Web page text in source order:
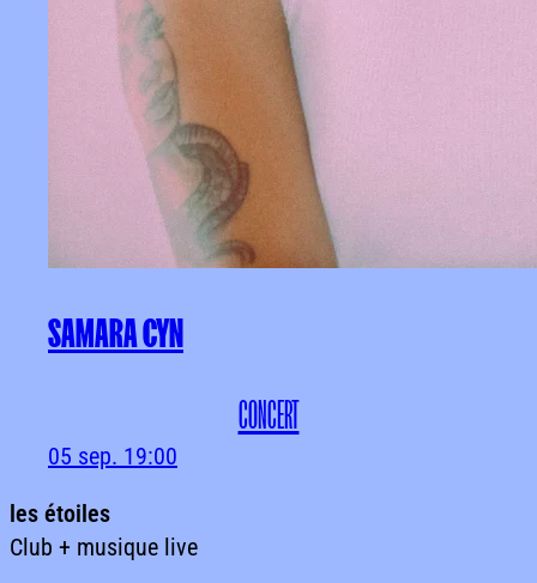
SAMARA CYN
CONCERT
05 sep. 19:00
les étoiles
Club + musique live